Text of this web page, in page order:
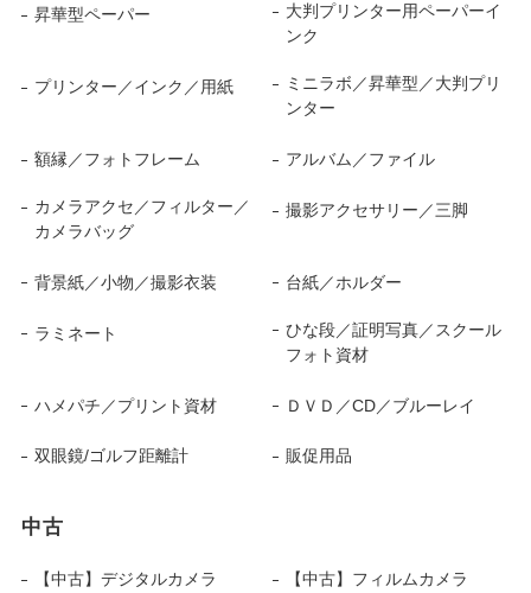
昇華型ペーパー
大判プリンター用ペーパーイ
ンク
プリンター／インク／用紙
ミニラボ／昇華型／大判プリ
ンター
額縁／フォトフレーム アルバム／ファイル
カメラアクセ／フィルター／
カメラバッグ
撮影アクセサリー／三脚
背景紙／小物／撮影衣装 台紙／ホルダー
ラミネート
ひな段／証明写真／スクール
フォト資材
ハメパチ／プリント資材 ＤＶＤ／CD／ブルーレイ
双眼鏡/ゴルフ距離計 販促用品
中古
【中古】デジタルカメラ 【中古】フィルムカメラ